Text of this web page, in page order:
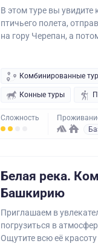
В этом туре вы
птичьего полета,
на гору Черепан, а
Комбинированные
Конные туры
Сложность
Белая река.
Башкирию
Приглашаем в
погрузиться в
Ощутите всю её красоту